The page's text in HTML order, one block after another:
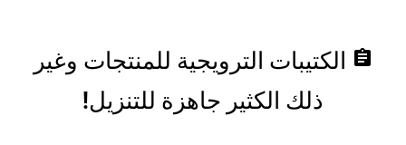
assignment الكتيبات الترويجية للمنتجات وغير
ذلك الكثير جاهزة للتنزيل!